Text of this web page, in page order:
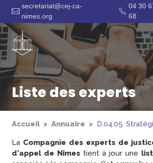
secretariat@cej-ca-
nimes.org
04 30
68
Liste des experts
Accueil Annuaire D.04.05.
La Compagnie des experts de
d'appel de Nîmes tient à jour une